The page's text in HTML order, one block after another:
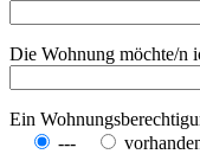
Die Wohnung möchte/n
Ein
---